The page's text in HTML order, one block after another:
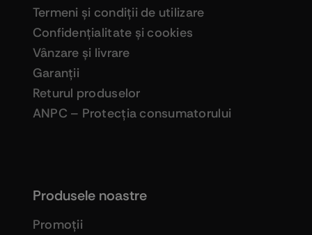
Produsele noastre
Promoţii
Termeni şi condiţii de utilizare
Confidenţialitate şi cookies
Vânzare şi livrare
Garanţii
Returul produselor
ANPC – Protecţia consumatorului